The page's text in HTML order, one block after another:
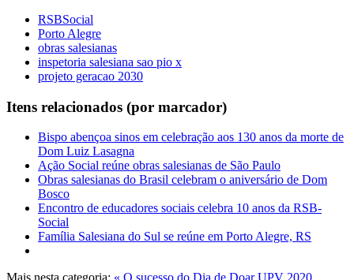
RSBSocial
Porto Alegre
obras salesianas
inspetoria salesiana sao pio x
projeto geracao 2030
Itens relacionados (por marcador)
Bispo abençoa sinos em celebração aos 130 anos da morte de
Dom Luiz Lasagna
Ação Social reúne obras salesianas de São Paulo
Obras salesianas do Brasil celebram o aniversário de Dom
Bosco
Encontro de educadores sociais celebra 10 anos da RSB-
Social
Família Salesiana do Sul se reúne em Porto Alegre, RS